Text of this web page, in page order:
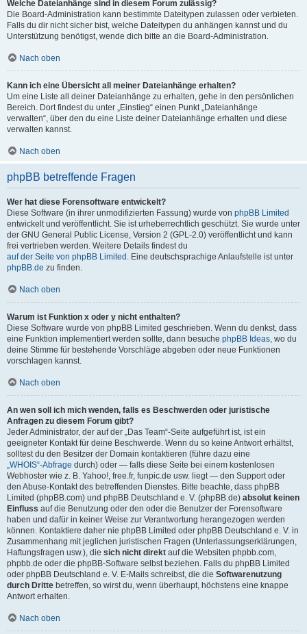
Welche Dateianhänge sind in diesem Forum zulässig?
Die Board-Administration kann bestimmte Dateitypen zulassen oder verbieten.
Falls du dir nicht sicher bist, welche Dateitypen du anhängen kannst und du
Unterstützung benötigst, wende dich bitte an die Board-Administration.
Nach oben
Kann ich eine Übersicht all meiner Dateianhänge erhalten?
Um eine Liste all deiner Dateianhänge zu erhalten, gehe in den persönlichen
Bereich. Dort findest du unter „Einstieg“ einen Punkt „Dateianhänge
verwalten“, über den du eine Liste deiner Dateianhänge erhalten und diese
verwalten kannst.
Nach oben
phpBB betreffende Fragen
Wer hat diese Forensoftware entwickelt?
Diese Software (in ihrer unmodifizierten Fassung) wurde von phpBB Limited
entwickelt und veröffentlicht. Sie ist urheberrechtlich geschützt. Sie wurde unter
der GNU General Public License, Version 2 (GPL-2.0) veröffentlicht und kann
frei vertrieben werden. Weitere Details findest du
auf der Seite von phpBB Limited . Eine deutschsprachige Anlaufstelle ist unter
phpBB.de zu finden.
Nach oben
Warum ist Funktion x oder y nicht enthalten?
Diese Software wurde von phpBB Limited geschrieben. Wenn du denkst, dass
eine Funktion implementiert werden sollte, dann besuche phpBB Ideas , wo du
deine Stimme für bestehende Vorschläge abgeben oder neue Funktionen
vorschlagen kannst.
Nach oben
An wen soll ich mich wenden, falls es Beschwerden oder juristische
Anfragen zu diesem Forum gibt?
Jeder Administrator, der auf der „Das Team“-Seite aufgeführt ist, ist ein
geeigneter Kontakt für deine Beschwerde. Wenn du so keine Antwort erhältst,
solltest du den Besitzer der Domain kontaktieren (führe dazu eine
„WHOIS“-Abfrage durch) oder — falls diese Seite bei einem kostenlosen
Webhoster wie z. B. Yahoo!, free.fr, funpic.de usw. liegt — den Support oder
den Abuse-Kontakt des betreffenden Dienstes. Bitte beachte, dass phpBB
Limited (phpBB.com) und phpBB Deutschland e. V. (phpBB.de) absolut keinen
Einfluss auf die Benutzung oder den oder die Benutzer der Forensoftware
haben und dafür in keiner Weise zur Verantwortung herangezogen werden
können. Kontaktiere daher nie phpBB Limited oder phpBB Deutschland e. V. in
Zusammenhang mit jeglichen juristischen Fragen (Unterlassungserklärungen,
Haftungsfragen usw.), die sich nicht direkt auf die Websiten phpbb.com,
phpbb.de oder die phpBB-Software selbst beziehen. Falls du phpBB Limited
oder phpBB Deutschland e. V. E-Mails schreibst, die die Softwarenutzung
durch Dritte betreffen, so wirst du, wenn überhaupt, höchstens eine knappe
Antwort erhalten.
Nach oben